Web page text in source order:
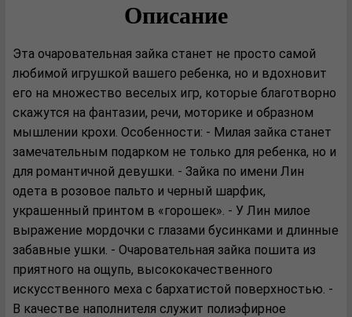
Описание
Эта очаровательная зайка станет не просто самой
любимой игрушкой вашего ребенка, но и вдохновит
его на множество веселых игр, которые благотворно
скажутся на фантазии, речи, моторике и образном
мышлении крохи. Особенности: - Милая зайка станет
замечательным подарком не только для ребенка, но и
для романтичной девушки. - Зайка по имени Лин
одета в розовое пальто и черный шарфик,
украшенный принтом в «горошек». - У Лин милое
выражение мордочки с глазами бусинками и длинные
забавные ушки. - Очаровательная зайка пошита из
приятного на ощупь, высококачественного
искусственного меха с бархатистой поверхностью. -
В качестве наполнителя служит полиэфирное